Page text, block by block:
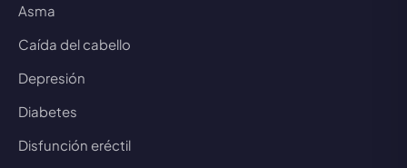
Asma
Caída del cabello
Depresión
Diabetes
Disfunción eréctil